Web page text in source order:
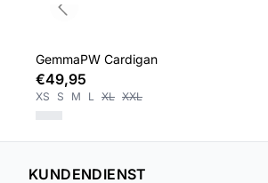
GemmaPW Cardigan
€49,95
XS S M L XL XXL
Previous slide
KUNDENDIENST